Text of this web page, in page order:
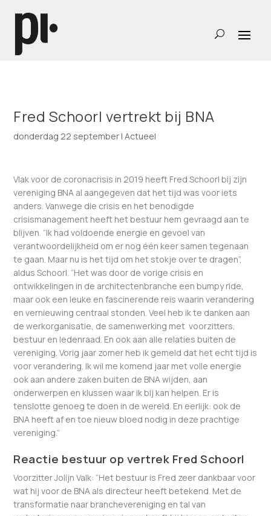
Fred Schoorl vertrekt bij BNA
donderdag 22 september |Actueel
Vlak voor de coronacrisis in 2019 heeft Fred Schoorl bij zijn
vereniging BNA al aangegeven dat het tijd was voor iets
anders. Vanwege die crisis en het benodigde
crisismanagement heeft het bestuur hem gevraagd aan te
blijven. “Ik had voldoende energie en gevoel van
verantwoordelijkheid om er nog één keer samen tegenaan
te gaan. Maar nu is het tijd om het stokje over te dragen”,
aldus Schoorl. “Het was door de vorige crisis en
ontwikkelingen in de architectenbranche een bumpy ride,
maar ook een leuke en fascinerende reis waarin verandering
en vernieuwing centraal stonden. Veel heb ik te danken aan
de werkorganisatie, de samenwerking met voorzitters,
bestuur en ledenraad. En ook aan alle relaties buiten de
vereniging. Vorig jaar zomer heb ik gemeld dat het echt tijd is
voor verandering. Ik wil me komend jaar met volle energie
ook aan andere zaken buiten de BNA wijden, aan
onderwerpen en klussen waar ik bij kan helpen. Er is
tenslotte genoeg te doen in de wereld. En eerlijk: ook de
BNA heeft af en toe nieuw bloed nodig in deze prachtige
vereniging.”
Reactie bestuur op vertrek Fred Schoorl
Voorzitter Jolijn Valk: “Het bestuur is Fred zeer dankbaar voor
wat hij voor de BNA als directeur heeft betekend. Met de
transformatie naar branchevereniging en tal van